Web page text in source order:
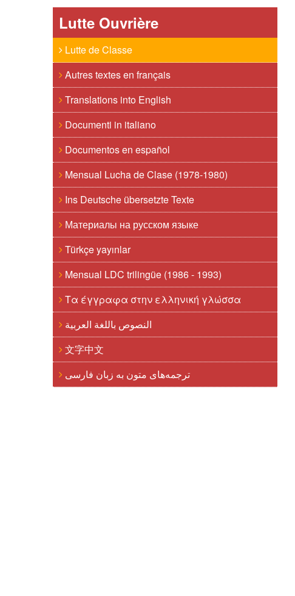
Lutte Ouvrière
Lutte de Classe
Autres textes en français
Translations into English
Documenti in italiano
Documentos en español
Mensual Lucha de Clase (1978-1980)
Ins Deutsche übersetzte Texte
Материалы на русском языке
Türkçe yayınlar
Mensual LDC trilingüe (1986 - 1993)
Τα έγγραφα στην ελληνική γλώσσα
النصوص باللغة العربية
文字中文
ترجمه‌های متون به زبان فارسی